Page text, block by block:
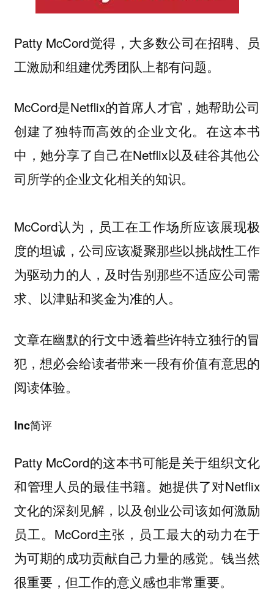
Patty McCord觉得，大多数公司在招聘、员
工激励和组建优秀团队上都有问题。
McCord是Netflix的首席人才官，她帮助公司
创建了独特而高效的企业文化。在这本书
中，她分享了自己在Netflix以及硅谷其他公
司所学的企业文化相关的知识。
McCord认为，员工在工作场所应该展现极
度的坦诚，公司应该凝聚那些以挑战性工作
为驱动力的人，及时告别那些不适应公司需
求、以津贴和奖金为准的人。
文章在幽默的行文中透着些许特立独行的冒
犯，想必会给读者带来一段有价值有意思的
阅读体验。
Inc简评
Patty McCord的这本书可能是关于组织文化
和管理人员的最佳书籍。她提供了对Netflix
文化的深刻见解，以及创业公司该如何激励
员工。McCord主张，员工最大的动力在于
为可期的成功贡献自己力量的感觉。钱当然
很重要，但工作的意义感也非常重要。